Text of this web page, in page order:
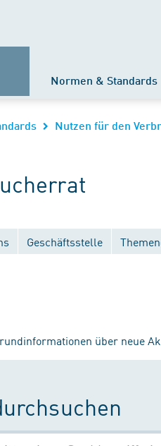
Normen & Standards
Nutzen für den
Geschäftsstelle
über neue